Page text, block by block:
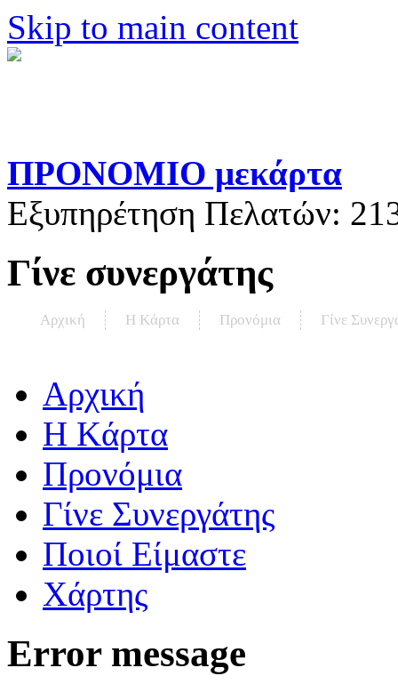
Skip to main content
ΠΡΟΝΟΜΙΟ μεκάρτα
Εξυπηρέτηση Πελατών:
Γίνε συνεργάτης
Αρχική Η Kάρτα Προνόμια Γίνε
Αρχική
Η Kάρτα
Προνόμια
Γίνε Συνεργάτης
Ποιοί Είμαστε
Χάρτης
Error message